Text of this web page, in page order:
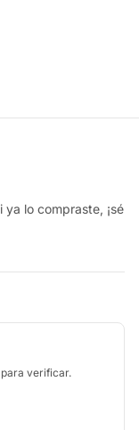
lo compraste, ¡sé
verificar.